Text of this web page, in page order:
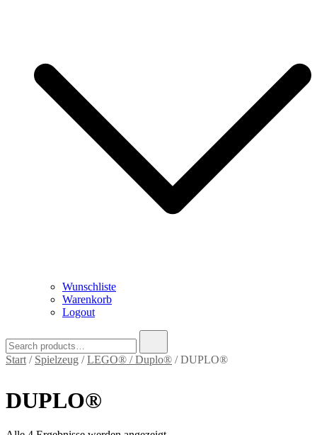
Wunschliste
Warenkorb
Logout
for:
Start / Spielzeug /LEGO® / Duplo® / DUPLO®
DUPLO®